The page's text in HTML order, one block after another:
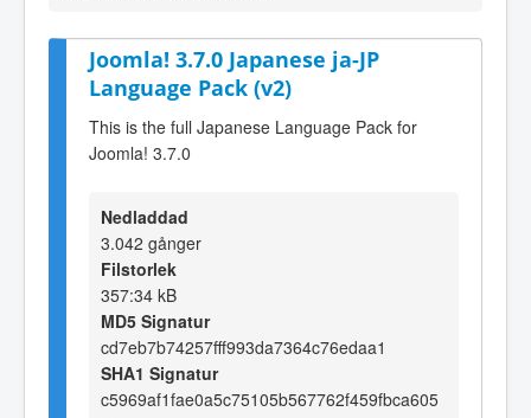
Joomla! 3.7.0 Japanese ja-JP
Language Pack (v2)
This is the full Japanese Language Pack for
Joomla! 3.7.0
Nedladdad
3.042 gånger
Filstorlek
357:34 kB
MD5 Signatur
cd7eb7b74257fff993da7364c76edaa1
SHA1 Signatur
c5969af1fae0a5c75105b567762f459fbca605